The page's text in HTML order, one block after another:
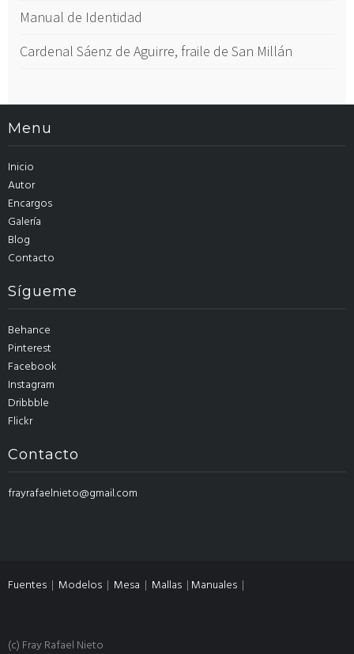
Manual de Identidad
Cardenal Sáenz de Aguirre, fraile de San Millán
Menu
Inicio
Autor
Encargos
Galería
Blog
Contacto
Sígueme
Behance
Pinterest
Facebook
Instagram
Dribbble
Flickr
Contacto
frayrafaelnieto@gmail.com
Fuentes | Modelos | Mesa | Mallas | Manuales |
(c) Fray Rafael Nieto